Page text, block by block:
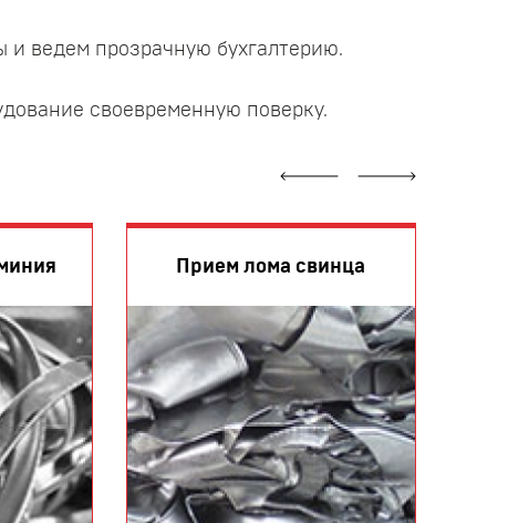
ведем прозрачную бухгалтерию.
своевременную поверку.
Прием лома свинца